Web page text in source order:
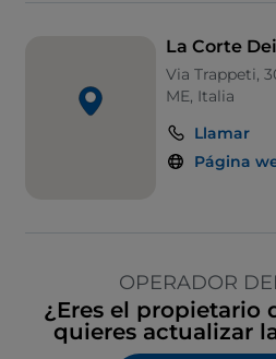
La Corte
Via Trappeti,
ME, Italia
Llamar
Página
OPERADOR
¿Eres el propietario
quieres actualizar